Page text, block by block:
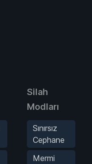
Silah
Modları
Sınırsız
Cephane
Mermi